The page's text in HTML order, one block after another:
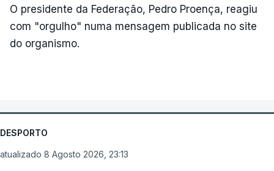
O presidente da Federação, Pedro Proença, reagiu
com "orgulho" numa mensagem publicada no site
do organismo.
DESPORTO
atualizado 8 Agosto 2026, 23:13